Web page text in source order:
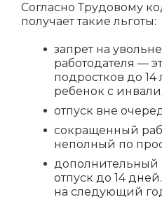
Согласно Трудовому
получает такие льготы:
запрет на
работодателя —
подростков до 14
ребенок с
отпуск вне
сокращенный
неполный по
отпуск до 14
на следующий